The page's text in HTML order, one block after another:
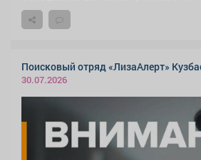
Поисковый отряд «ЛизаАлерт»
30.07.2026